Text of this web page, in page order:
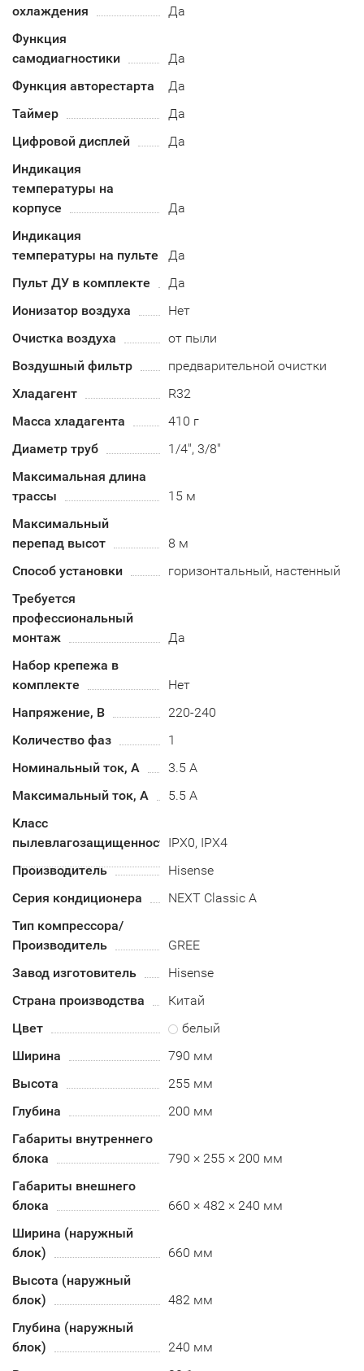
охлаждения
Да
Функция
самодиагностики
Да
Функция авторестарта
Да
Таймер
Да
Цифровой дисплей
Да
Индикация
температуры на
корпусе
Да
Индикация
температуры на пульте
Да
Пульт ДУ в комплекте
Да
Ионизатор воздуха
Нет
Очистка воздуха
от пыли
Воздушный фильтр
предварительной очистки
Хладагент
R32
Масса хладагента
410 г
Диаметр труб
1/4", 3/8"
Максимальная длина
трассы
15 м
Максимальный
перепад высот
8 м
Способ установки
горизонтальный, настенный
Требуется
профессиональный
монтаж
Да
Набор крепежа в
комплекте
Нет
Напряжение, В
220-240
Количество фаз
1
Номинальный ток, А
3.5 А
Максимальный ток, А
5.5 А
Класс
пылевлагозащищенностиIPX0, IPX4
Производитель
Hisense
Серия кондиционера
NEXT Classic A
Тип компрессора/
Производитель
GREE
Завод изготовитель
Hisense
Страна производства
Китай
Цвет
белый
Ширина
790 мм
Высота
255 мм
Глубина
200 мм
Габариты внутреннего
блока
790 × 255 × 200 мм
Габариты внешнего
блока
660 × 482 × 240 мм
Ширина (наружный
блок)
660 мм
Высота (наружный
блок)
482 мм
Глубина (наружный
блок)
240 мм